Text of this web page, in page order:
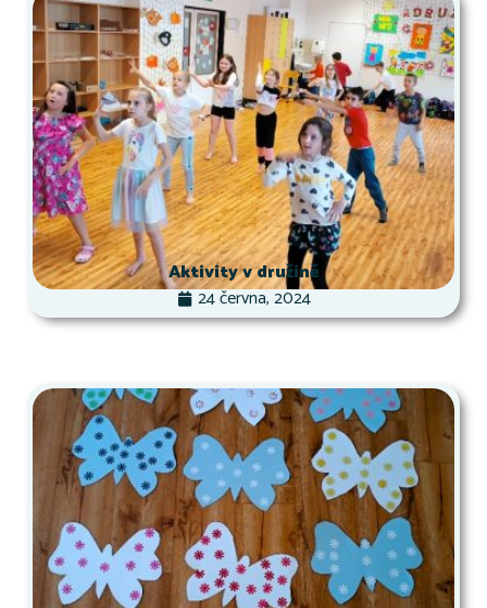
Aktivity v družině
24 června, 2024